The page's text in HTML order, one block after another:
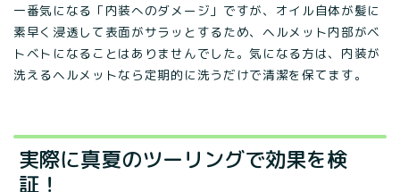
一番気になる「内装へのダメージ」ですが、オイル自体が髪に
素早く浸透して表面がサラッとするため、ヘルメット内部がベ
トベトになることはありませんでした。気になる方は、内装が
洗えるヘルメットなら定期的に洗うだけで清潔を保てます。
実際に真夏のツーリングで効果を検
証！